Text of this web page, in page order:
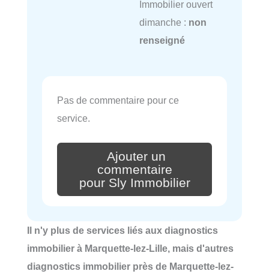
Immobilier ouvert
dimanche : non
renseigné
Pas de commentaire pour ce
service.
Ajouter un
commentaire
pour Sly Immobilier
Il n'y plus de services liés aux diagnostics
immobilier à Marquette-lez-Lille, mais d'autres
diagnostics immobilier près de Marquette-lez-